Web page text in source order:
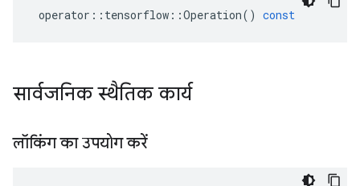
operator :: tensorflow ::Operation() const
सार्वजनिक स्थैतिक कार्य
लॉकिंग का उपयोग करें